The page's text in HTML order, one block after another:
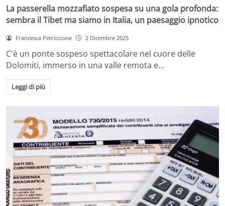
La passerella mozzafiato sospesa su una gola profonda:
sembra il Tibet ma siamo in Italia, un paesaggio ipnotico
Francesca Petriccione 2 Dicembre 2025
C'è un ponte sospeso spettacolare nel cuore delle
Dolomiti, immerso in una valle remota e…
Leggi di più